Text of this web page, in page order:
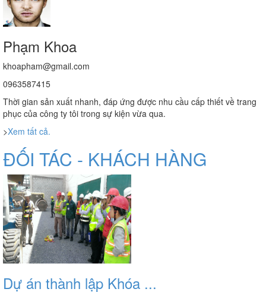
Phạm Khoa
khoapham@gmail.com
0963587415
Thời gian sản xuất nhanh, đáp ứng được nhu cầu cấp thiết về trang
phục của công ty tôi trong sự kiện vừa qua.
>Xem tất cả.
ĐỐI TÁC - KHÁCH HÀNG
Dự án thành lập Khóa ...